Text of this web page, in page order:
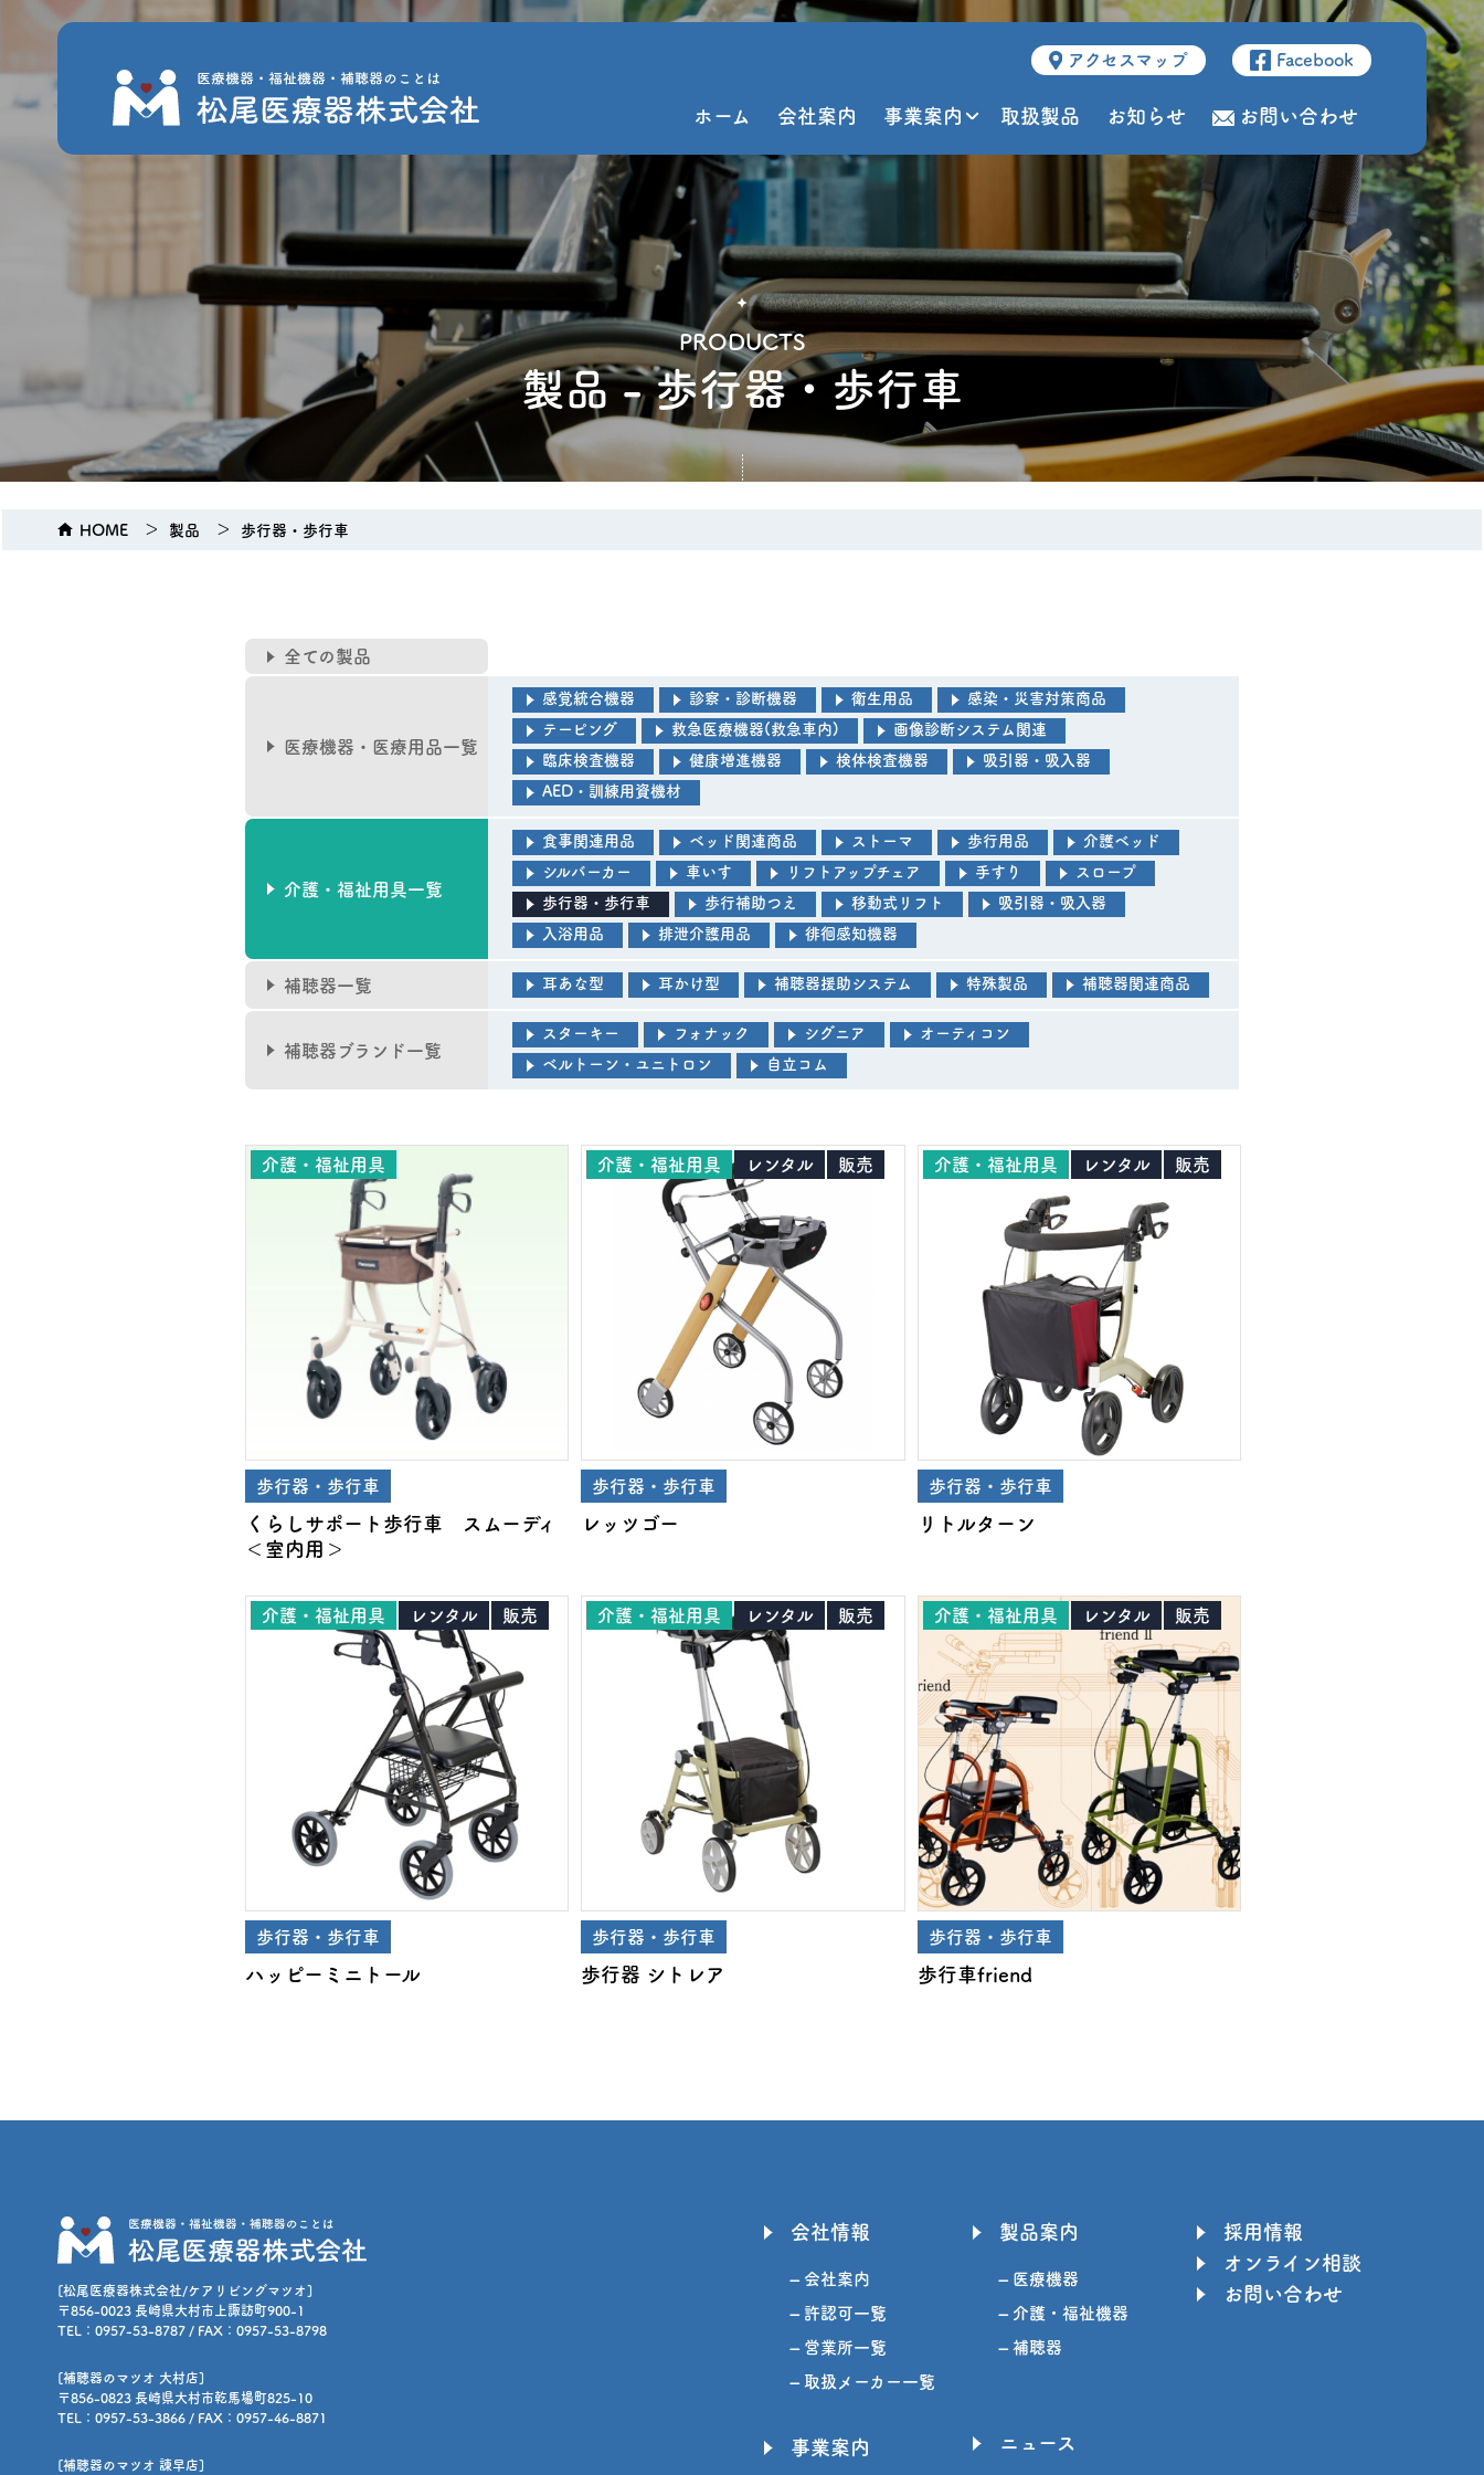
アクセスマップ Facebook
ホーム 会社案内 事業案内 取扱製品 お知らせ お問い合わせ
PRODUCTS
製品 - 歩行器・歩行車
HOME 製品 歩行器・歩行車
全ての製品
医療機器・医療用品一覧
感覚統合機器 診察・診断機器 衛生用品
感染・災害対策商品
テーピング
救急医療機器(救急車内)
画像診断システム関連
臨床検査機器
健康増進機器 検体検査機器
吸引器・吸入器
AED・訓練用資機材
介護・福祉用具一覧
食事関連用品 ベッド関連商品 ストーマ 歩行用品
介護ベッド
シルバーカー
車いす リフトアップチェア 手すり
スロープ
歩行器・歩行車
歩行補助つえ 移動式リフト
吸引器・吸入器
入浴用品
排泄介護用品 徘徊感知機器
補聴器一覧 耳あな型 耳かけ型 補聴器援助システム 特殊製品 補聴器関連商品
補聴器ブランド一覧
スターキー フォナック シグニア
オーティコン
ベルトーン・ユニトロン
自立コム
介護・福祉用具
歩行器・歩行車
くらしサポート歩行車 スムーディ
＜室内用＞
介護・福祉用具 レンタル 販売
歩行器・歩行車
レッツゴー
介護・福祉用具 レンタル 販売
歩行器・歩行車
リトルターン
介護・福祉用具 レンタル 販売
歩行器・歩行車
ハッピーミニトール
介護・福祉用具 レンタル 販売
歩行器・歩行車
歩行器 シトレア
介護・福祉用具 レンタル 販売
歩行器・歩行車
歩行車friend
[松尾医療器株式会社/ケアリビングマツオ]
〒856-0023 長崎県大村市上諏訪町900-1
TEL：0957-53-8787 / FAX：0957-53-8798
[補聴器のマツオ 大村店]
〒856-0823 長崎県大村市乾馬場町825-10
TEL：0957-53-3866 / FAX：0957-46-8871
[補聴器のマツオ 諫早店]
会社情報
– 会社案内
– 許認可一覧
– 営業所一覧
– 取扱メーカー一覧
事業案内
製品案内
– 医療機器
– 介護・福祉機器
– 補聴器
ニュース
採用情報
オンライン相談
お問い合わせ